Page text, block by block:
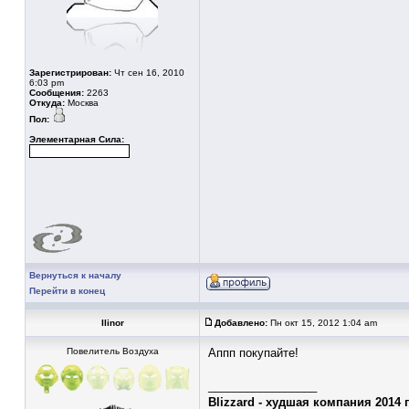
Зарегистрирован: Чт сен 16, 2010
6:03 pm
Сообщения: 2263
Откуда: Москва
Пол:
Элементарная Сила:
Вернуться к началу
Перейти в конец
Ilinor Добавлено: Пн окт 15, 2012 1:04 am
Повелитель Воздуха Аппп покупайте!
Blizzard - худшая компания 2014